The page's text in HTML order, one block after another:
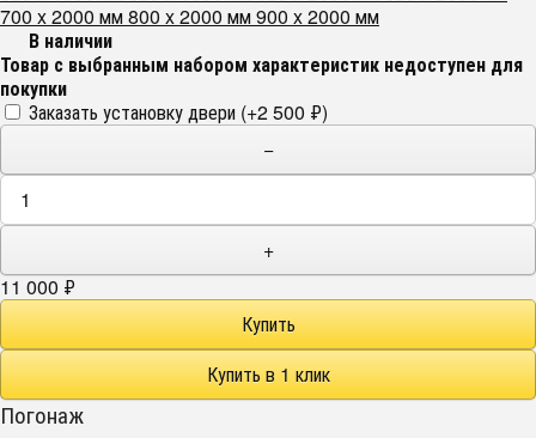
700 x 2000 мм800 x 2000 мм900 x 2000 мм
В наличии
Товар с выбранным набором характеристик недоступен для
покупки
Заказать установку двери (+2 500 ₽)
−
+
11 000 ₽
Погонаж